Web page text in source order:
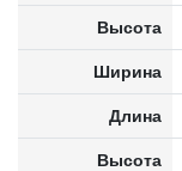
Высота
Ширина
Длина
Высота